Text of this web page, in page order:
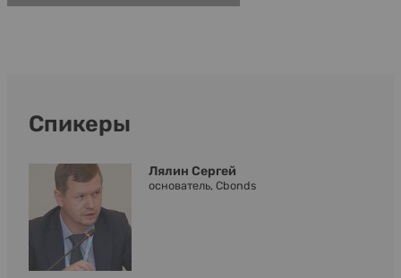
Спикеры
Лялин Сергей
основатель, Cbonds